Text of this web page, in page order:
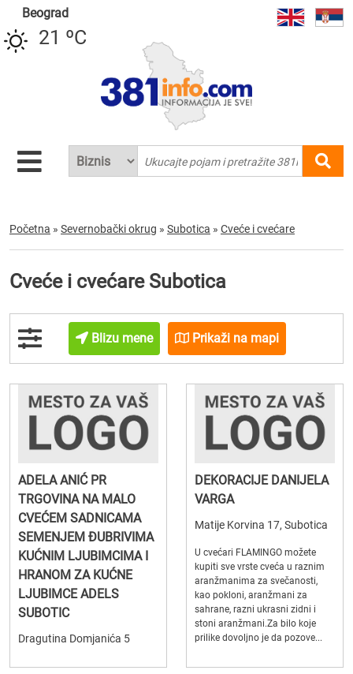
Beograd
21 ºC
Početna » Severnobački okrug » Subotica » Cveće i cvećare
Cveće i cvećare Subotica
Blizu mene Prikaži na mapi
ADELA ANIĆ PR
TRGOVINA NA MALO
CVEĆEM SADNICAMA
SEMENJEM ĐUBRIVIMA
KUĆNIM LJUBIMCIMA I
HRANOM ZA KUĆNE
LJUBIMCE ADELS
SUBOTIC
Dragutina Domjanića 5
DEKORACIJE DANIJELA
VARGA
Matije Korvina 17, Subotica
U cvećari FLAMINGO možete
kupiti sve vrste cveća u raznim
aranžmanima za svečanosti,
kao pokloni, aranžmani za
sahrane, razni ukrasni zidni i
stoni aranžmani.Za bilo koje
prilike dovoljno je da pozove...